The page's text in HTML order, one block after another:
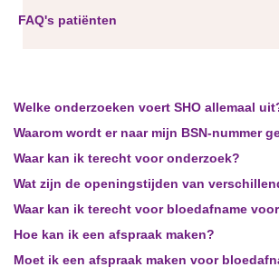
FAQ's patiënten
Welke onderzoeken voert SHO allemaal
Waarom wordt er naar mijn BSN-nummer
Waar kan ik terecht voor onderzoek?
Wat zijn de openingstijden van
Waar kan ik terecht voor bloedafname voor
Hoe kan ik een afspraak maken?
Moet ik een afspraak maken voor